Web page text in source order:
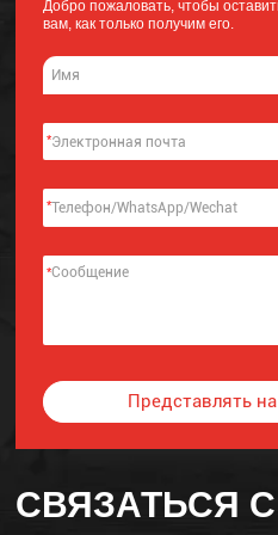
СВЯЗАТЬСЯ
Добро пожаловать, чтобы
вам, как только получим его.
*
*
*
Представлять